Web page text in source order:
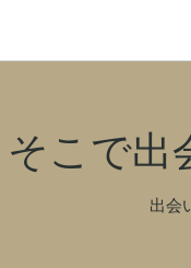
そこで出
出会